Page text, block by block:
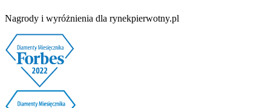
Nagrody i wyróżnienia dla rynekpierwotny.pl